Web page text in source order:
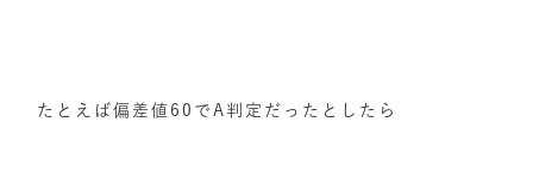
たとえば偏差値60でA判定だったとしたら